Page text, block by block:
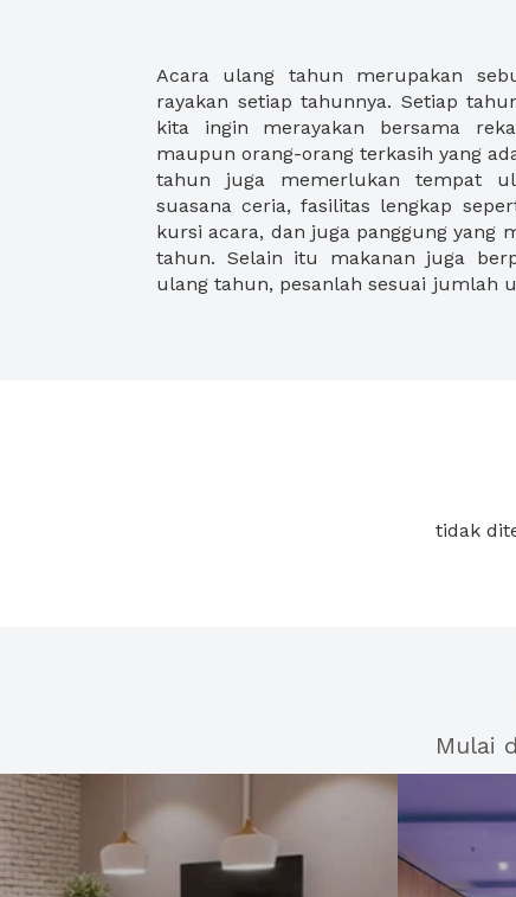
Acara ulang tahun merupakan
rayakan setiap tahunnya. Setiap
kita ingin merayakan bersama
maupun orang-orang terkasih yang
tahun juga memerlukan tempat
suasana ceria, fasilitas lengkap
kursi acara, dan juga panggung yang
tahun. Selain itu makanan juga
ulang tahun, pesanlah sesuai jumlah
agar menghindari kekurangan
undangan acara ulang tahun
menemukan ruangan ulang tahun,
acara ulang tahun pernikahan,
tahun perusahaan anda. XWORK
namun juga fasilitas dan paket
tidak
Mulai